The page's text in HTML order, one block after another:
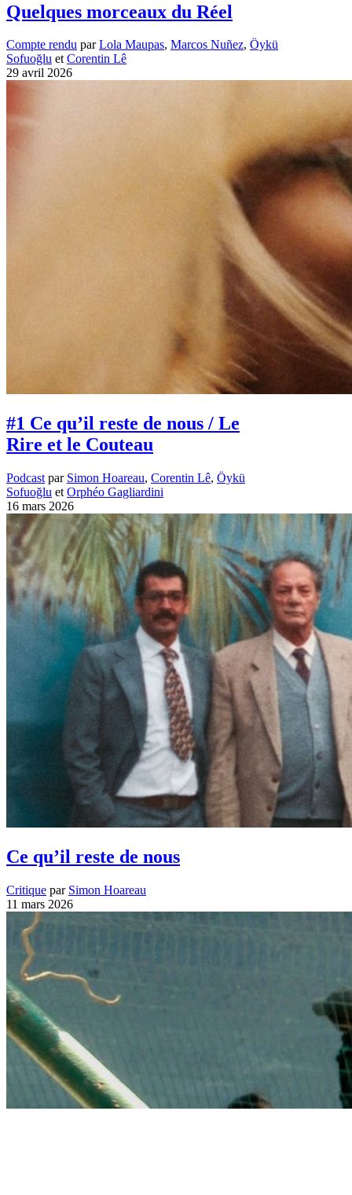
Quelques morceaux du Réel
Compte rendu par Lola Maupas, Marcos Nuñez, Öykü
Sofuoğlu etCorentin Lê
29 avril 2026
#1 Ce qu’il reste de nous / Le
Rire et le Couteau
Podcast par Simon Hoareau, Corentin Lê, Öykü
Sofuoğlu et Orphéo Gagliardini
16 mars 2026
Ce qu’il reste de nous
Critique par Simon Hoareau
11 mars 2026